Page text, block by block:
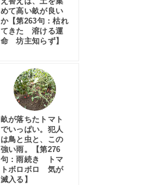
めて高い畝が良い
か【第263句：枯れ
てきた 溶ける運
命 坊主知らず】
畝が落ちたトマト
でいっぱい。犯人
は鳥と虫と、この
強い雨。【第276
句：雨続き トマ
トボロボロ 気が
滅入る】